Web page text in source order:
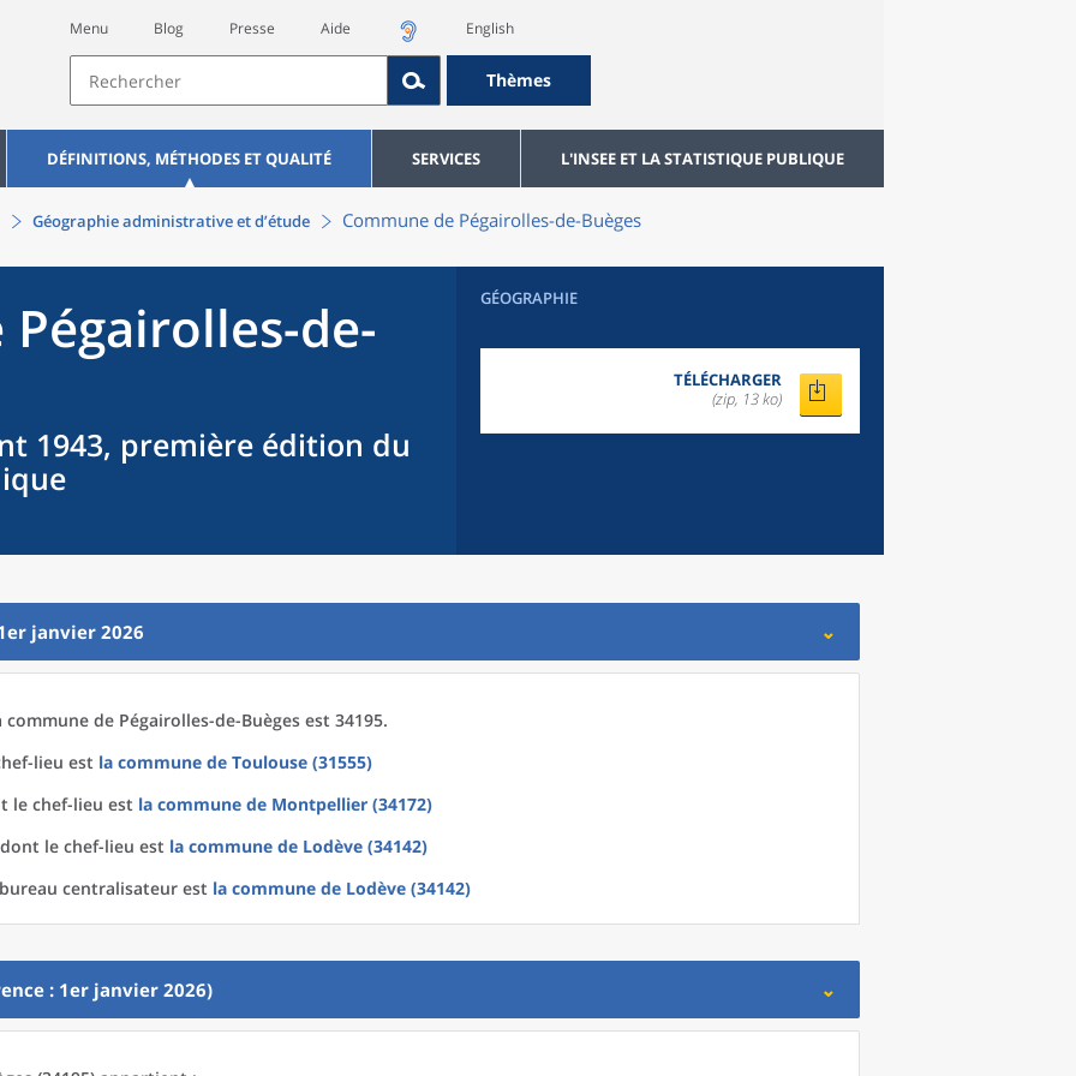
Menu Blog Presse Aide English
Thèmes
DÉFINITIONS, MÉTHODES ET QUALITÉ SERVICES L'INSEE ET LA STATISTIQUE PUBLIQUE
Géographie administrative et d’étude Commune de Pégairolles-de-Buèges
Pégairolles-de-
1943, première édition du
GÉOGRAPHIE
TÉLÉCHARGER
(zip, 13 ko)
janvier 2026
commune de Pégairolles-de-Buèges est 34195.
lieu est la commune de Toulouse (31555)
le chef-lieu est la commune de Montpellier (34172)
le chef-lieu est la commune de Lodève (34142)
centralisateur est la commune de Lodève (34142)
: 1er janvier 2026)